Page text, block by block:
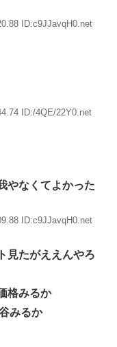
ID:c9JJavqH0.net
ID:/4QE/22Y0.net
やなくてよかった
ID:c9JJavqH0.net
見たがええんやろ
格みるか
みるか